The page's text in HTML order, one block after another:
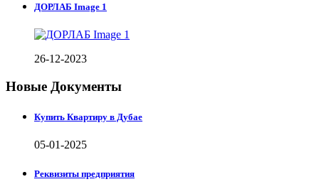
ДОРЛАБ Image 1
26-12-2023
Новые Документы
Купить Квартиру в Дубае
05-01-2025
Реквизиты предприятия